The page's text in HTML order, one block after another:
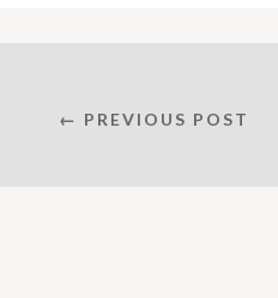
← PREVIOUS POST